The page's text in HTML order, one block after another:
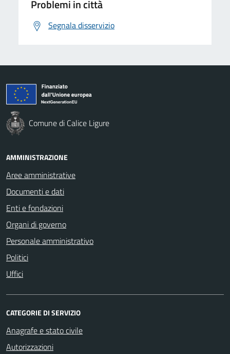
Problemi in città
Segnala disservizio
Comune di Calice Ligure
AMMINISTRAZIONE
Aree amministrative
Documenti e dati
Enti e fondazioni
Organi di governo
Personale amministrativo
Politici
Uffici
CATEGORIE DI SERVIZIO
Anagrafe e stato civile
Autorizzazioni